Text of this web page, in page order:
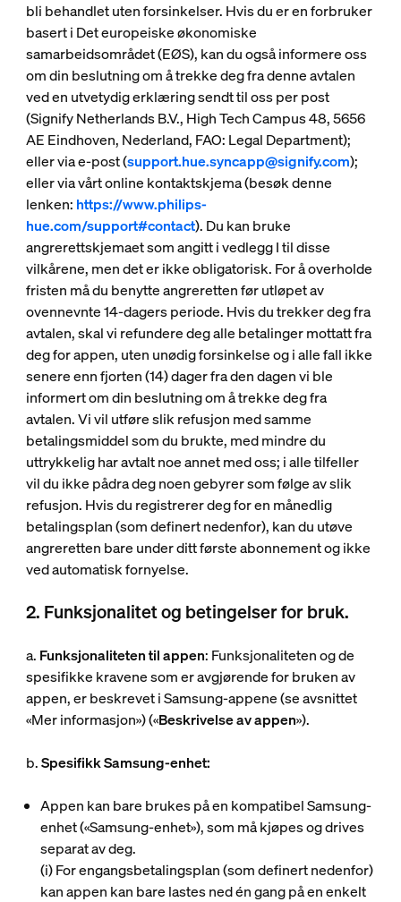
bli behandlet uten forsinkelser. Hvis du er en forbruker
basert i Det europeiske økonomiske
samarbeidsområdet (EØS), kan du også informere oss
om din beslutning om å trekke deg fra denne avtalen
ved en utvetydig erklæring sendt til oss per post
(Signify Netherlands B.V., High Tech Campus 48, 5656
AE Eindhoven, Nederland, FAO: Legal Department);
eller via e-post (support.hue.syncapp@signify.com);
eller via vårt online kontaktskjema (besøk denne
lenken: https://www.philips-
hue.com/support#contact). Du kan bruke
angrerettskjemaet som angitt i vedlegg I til disse
vilkårene, men det er ikke obligatorisk. For å overholde
fristen må du benytte angreretten før utløpet av
ovennevnte 14-dagers periode. Hvis du trekker deg fra
avtalen, skal vi refundere deg alle betalinger mottatt fra
deg for appen, uten unødig forsinkelse og i alle fall ikke
senere enn fjorten (14) dager fra den dagen vi ble
informert om din beslutning om å trekke deg fra
avtalen. Vi vil utføre slik refusjon med samme
betalingsmiddel som du brukte, med mindre du
uttrykkelig har avtalt noe annet med oss; i alle tilfeller
vil du ikke pådra deg noen gebyrer som følge av slik
refusjon. Hvis du registrerer deg for en månedlig
betalingsplan (som definert nedenfor), kan du utøve
angreretten bare under ditt første abonnement og ikke
ved automatisk fornyelse.
2. Funksjonalitet og betingelser for bruk.
a. Funksjonaliteten til appen: Funksjonaliteten og de
spesifikke kravene som er avgjørende for bruken av
appen, er beskrevet i Samsung-appene (se avsnittet
«Mer informasjon») («Beskrivelse av appen»).
b.Spesifikk Samsung-enhet:
Appen kan bare brukes på en kompatibel Samsung-
enhet («Samsung-enhet»), som må kjøpes og drives
separat av deg.
(i)For engangsbetalingsplan (som definert nedenfor)
kan appen kan bare lastes ned én gang på en enkelt